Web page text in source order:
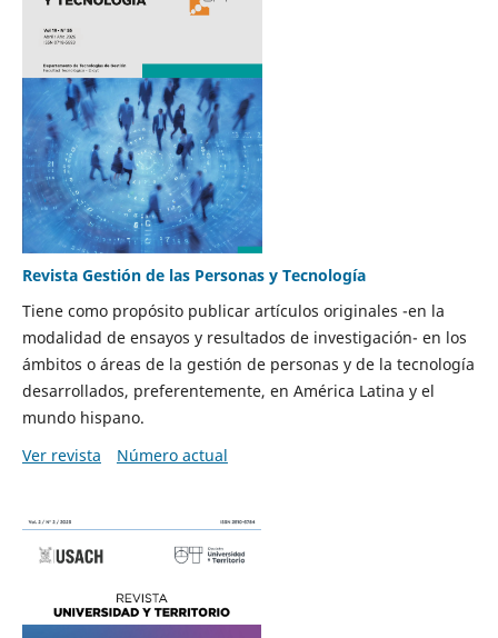
Revista Gestión de las Personas y Tecnología
Tiene como propósito publicar artículos originales -en la
modalidad de ensayos y resultados de investigación- en los
ámbitos o áreas de la gestión de personas y de la tecnología
desarrollados, preferentemente, en América Latina y el
mundo hispano.
Ver revista
Número actual